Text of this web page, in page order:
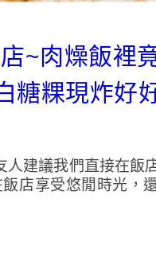
~肉燥飯裡
糖粿現炸好
建議我們直接在飯
店享受悠閒時光，